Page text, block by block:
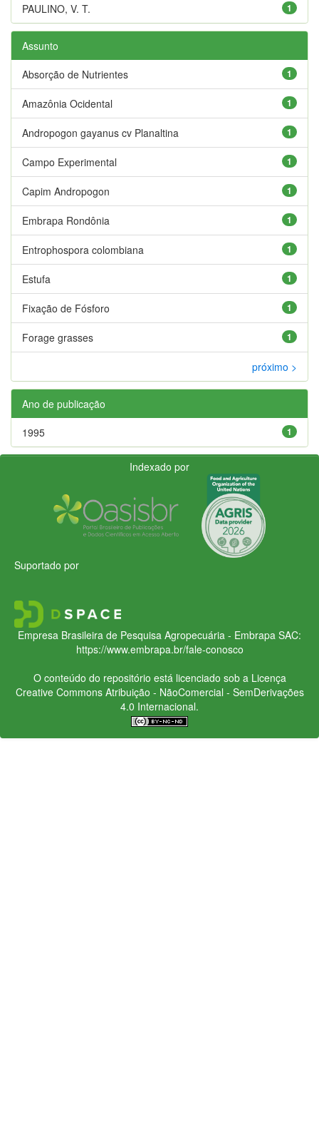
1
PAULINO, V. T.
Assunto
1
Absorção de Nutrientes
1
Amazônia Ocidental
1
Andropogon gayanus cv Planaltina
1
Campo Experimental
1
Capim Andropogon
1
Embrapa Rondônia
1
Entrophospora colombiana
1
Estufa
1
Fixação de Fósforo
1
Forage grasses
próximo >
Ano de publicação
1
1995
Indexado por
Suportado por
Empresa Brasileira de Pesquisa Agropecuária - Embrapa SAC:
https://www.embrapa.br/fale-conosco
O conteúdo do repositório está licenciado sob a Licença
Creative CommonsAtribuição - NãoComercial - SemDerivações
4.0 Internacional.